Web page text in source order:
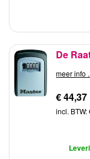
De
meer info
€ 44,37
incl. BTW: